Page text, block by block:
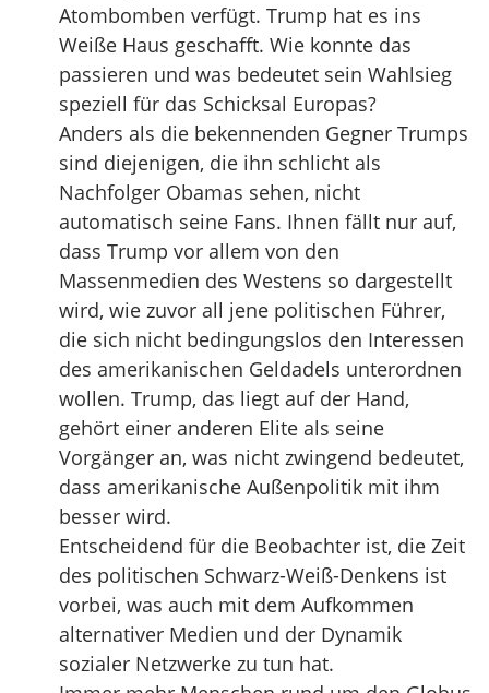
Atombomben verfügt. Trump hat es ins
Weiße Haus geschafft. Wie konnte das
passieren und was bedeutet sein Wahlsieg
speziell für das Schicksal Europas?
Anders als die bekennenden Gegner Trumps
sind diejenigen, die ihn schlicht als
Nachfolger Obamas sehen, nicht
automatisch seine Fans. Ihnen fällt nur auf,
dass Trump vor allem von den
Massenmedien des Westens so dargestellt
wird, wie zuvor all jene politischen Führer,
die sich nicht bedingungslos den Interessen
des amerikanischen Geldadels unterordnen
wollen. Trump, das liegt auf der Hand,
gehört einer anderen Elite als seine
Vorgänger an, was nicht zwingend bedeutet,
dass amerikanische Außenpolitik mit ihm
besser wird.
Entscheidend für die Beobachter ist, die Zeit
des politischen Schwarz-Weiß-Denkens ist
vorbei, was auch mit dem Aufkommen
alternativer Medien und der Dynamik
sozialer Netzwerke zu tun hat.